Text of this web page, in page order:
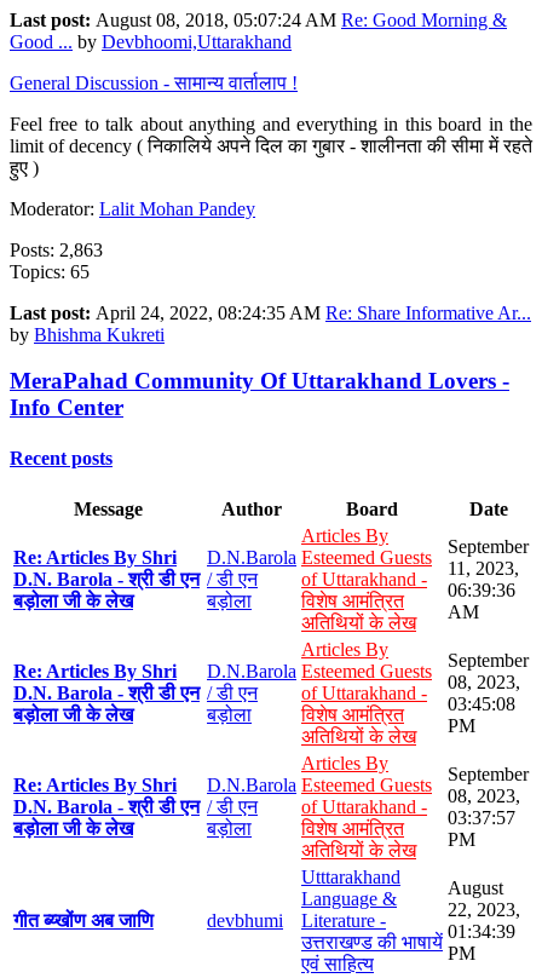
Last post: August 08, 2018, 05:07:24 AM Re: Good Morning &
Good ... by Devbhoomi,Uttarakhand
General Discussion - सामान्य वार्तालाप !
Feel free to talk about anything and everything in this board in the
limit of decency ( निकालिये अपने दिल का गुबार - शालीनता की सीमा में रहते
हुए )
Moderator: Lalit Mohan Pandey
Posts: 2,863
Topics: 65
Last post: April 24, 2022, 08:24:35 AM Re: Share Informative Ar...
by Bhishma Kukreti
MeraPahad Community Of Uttarakhand Lovers -
Info Center
Recent posts
Message Author Board Date
Re: Articles By Shri
D.N. Barola - श्री डी एन
बड़ोला जी के लेख
D.N.Barola
/ डी एन
बड़ोला
Articles By
Esteemed Guests
of Uttarakhand -
विशेष आमंत्रित
अतिथियों के लेख
September
11, 2023,
06:39:36
AM
Re: Articles By Shri
D.N. Barola - श्री डी एन
बड़ोला जी के लेख
D.N.Barola
/ डी एन
बड़ोला
Articles By
Esteemed Guests
of Uttarakhand -
विशेष आमंत्रित
अतिथियों के लेख
September
08, 2023,
03:45:08
PM
Re: Articles By Shri
D.N. Barola - श्री डी एन
बड़ोला जी के लेख
D.N.Barola
/ डी एन
बड़ोला
Articles By
Esteemed Guests
of Uttarakhand -
विशेष आमंत्रित
अतिथियों के लेख
September
08, 2023,
03:37:57
PM
गीत ब्य्खोंण अब जाणि devbhumi
Utttarakhand
Language &
Literature -
उत्तराखण्ड की भाषायें
एवं साहित्य
August
22, 2023,
01:34:39
PM